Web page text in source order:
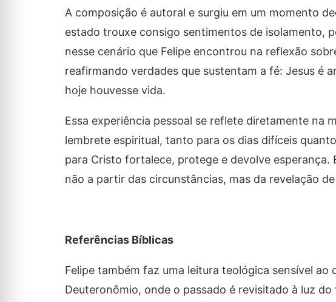
A composição é autoral e surgiu em um momento
estado trouxe consigo sentimentos de isolamento,
nesse cenário que Felipe encontrou na reflexão
reafirmando verdades que sustentam a fé: Jesus é
hoje houvesse vida.
Essa experiência pessoal se reflete diretamente na
lembrete espiritual, tanto para os dias difíceis
para Cristo fortalece, protege e devolve
não a partir das circunstâncias, mas da revelação
Referências Bíblicas
Felipe também faz uma leitura teológica sensível
Deuteronômio, onde o passado é revisitado à luz